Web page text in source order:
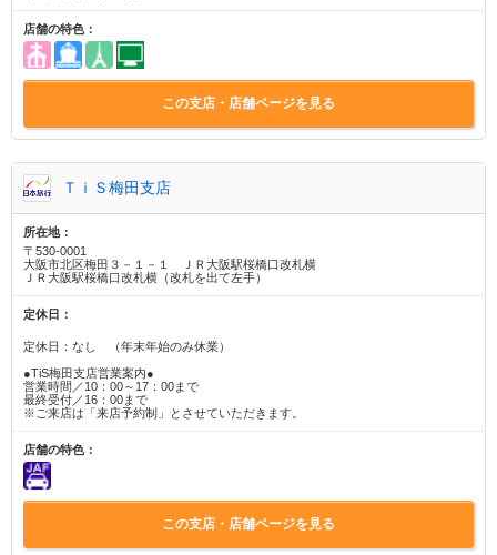
店舗の特色：
この支店・店舗ページを見る
ＴｉＳ梅田支店
所在地：
〒530-0001
大阪市北区梅田３－１－１ ＪＲ大阪駅桜橋口改札横
ＪＲ大阪駅桜橋口改札横（改札を出て左手）
定休日：
定休日：なし （年末年始のみ休業）
●TiS梅田支店営業案内●
営業時間／10：00～17：00まで
最終受付／16：00まで
※ご来店は「来店予約制」とさせていただきます。
店舗の特色：
この支店・店舗ページを見る